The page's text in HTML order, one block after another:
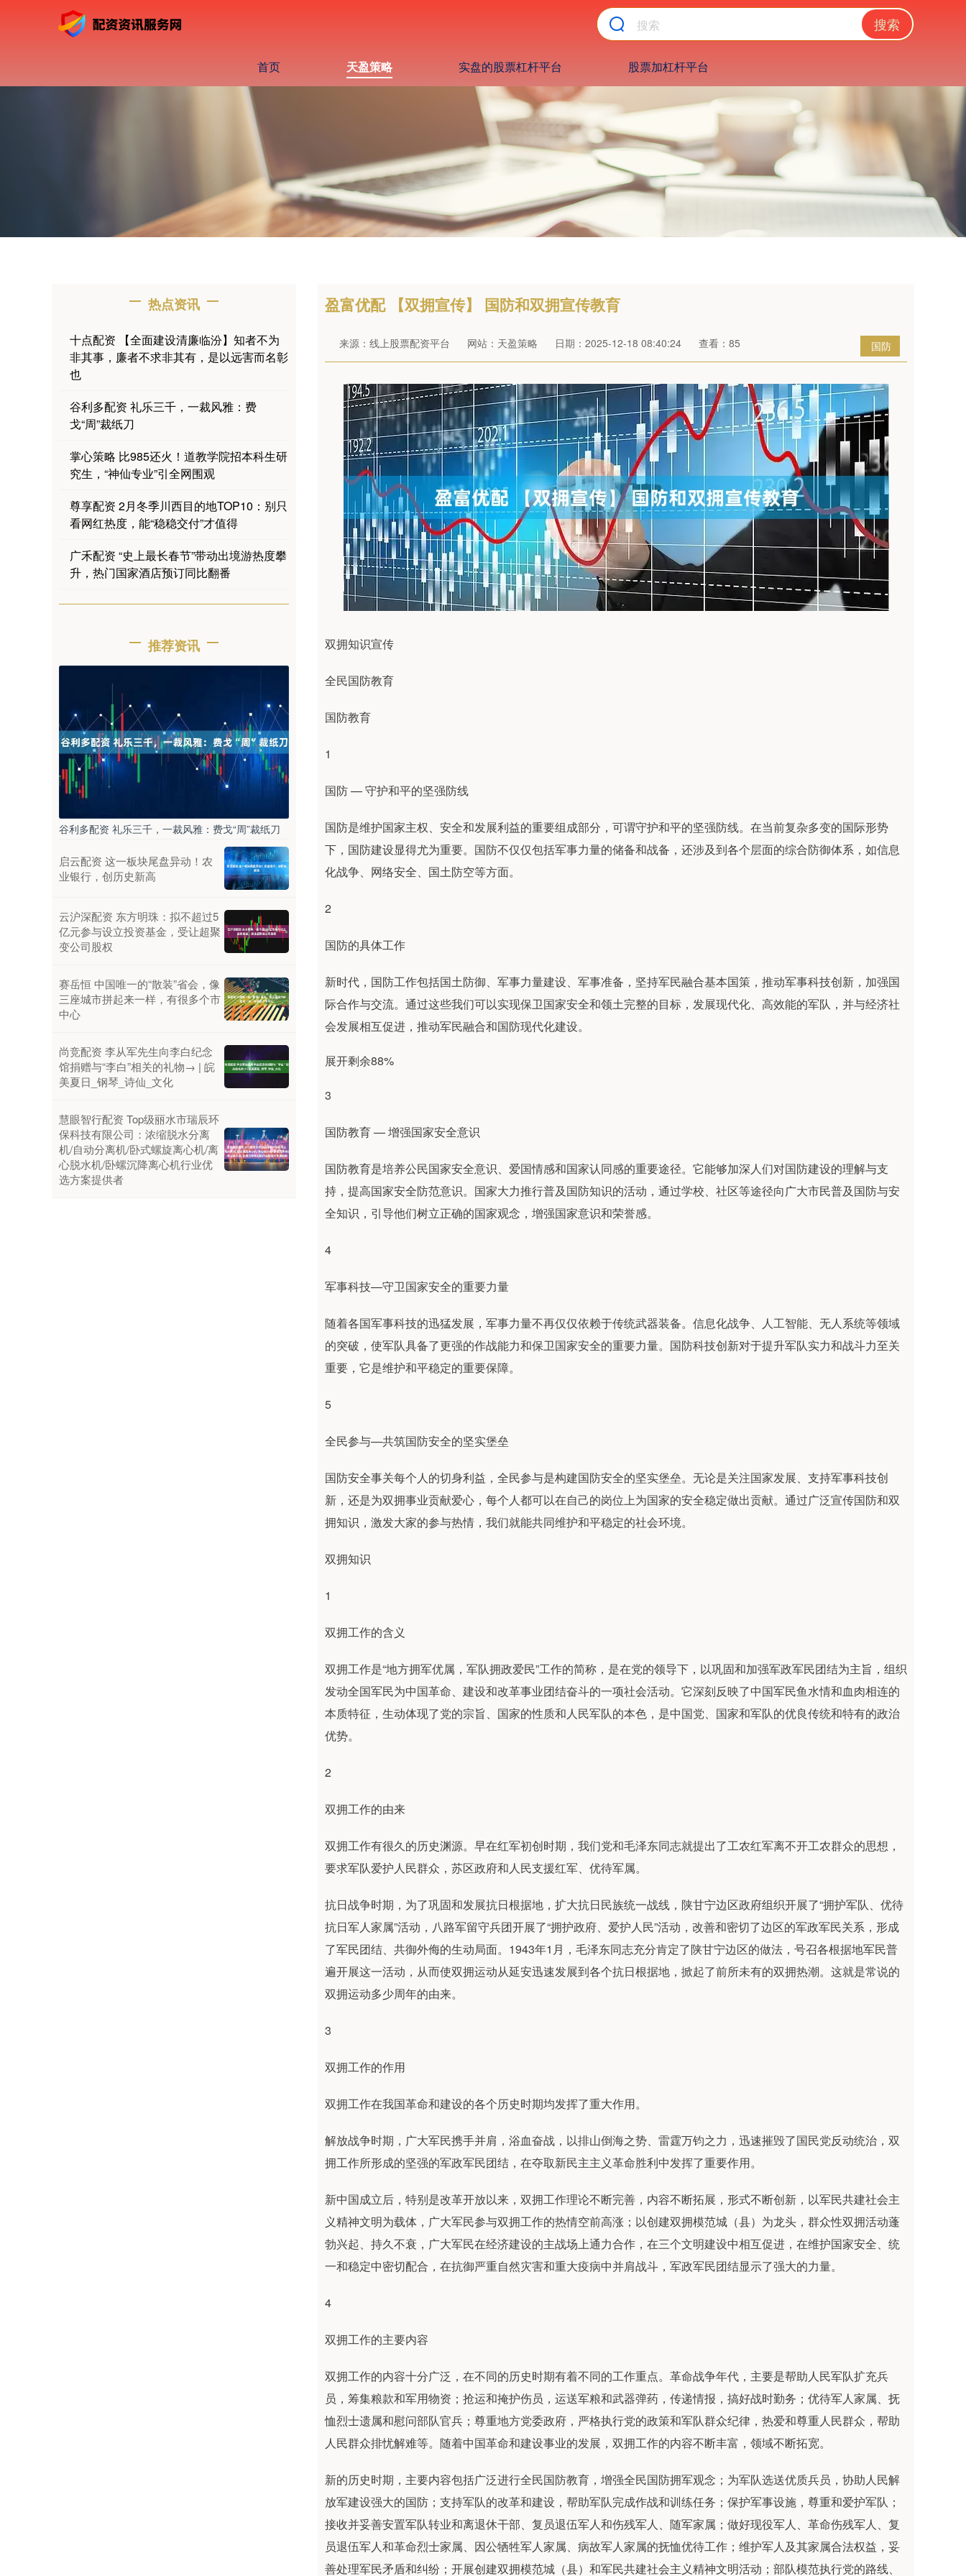
搜索
首页 天盈策略 实盘的股票杠杆平台 股票加杠杆平台
盈富优配 【双拥宣传】 国防和双拥宣传教育
国防
来源：线上股票配资平台 网站：天盈策略 日期：2025-12-18 08:40:24 查看：85
双拥知识宣传
全民国防教育
国防教育
1
国防 — 守护和平的坚强防线
国防是维护国家主权、安全和发展利益的重要组成部分，可谓守护和平的坚强防线。在当前复杂多变的国际形势
下，国防建设显得尤为重要。国防不仅仅包括军事力量的储备和战备，还涉及到各个层面的综合防御体系，如信息
化战争、网络安全、国土防空等方面。
2
国防的具体工作
新时代，国防工作包括国土防御、军事力量建设、军事准备，坚持军民融合基本国策，推动军事科技创新，加强国
际合作与交流。通过这些我们可以实现保卫国家安全和领土完整的目标，发展现代化、高效能的军队，并与经济社
会发展相互促进，推动军民融合和国防现代化建设。
展开剩余88%
3
国防教育 — 增强国家安全意识
国防教育是培养公民国家安全意识、爱国情感和国家认同感的重要途径。它能够加深人们对国防建设的理解与支
持，提高国家安全防范意识。国家大力推行普及国防知识的活动，通过学校、社区等途径向广大市民普及国防与安
全知识，引导他们树立正确的国家观念，增强国家意识和荣誉感。
4
军事科技—守卫国家安全的重要力量
随着各国军事科技的迅猛发展，军事力量不再仅仅依赖于传统武器装备。信息化战争、人工智能、无人系统等领域
的突破，使军队具备了更强的作战能力和保卫国家安全的重要力量。国防科技创新对于提升军队实力和战斗力至关
重要，它是维护和平稳定的重要保障。
5
全民参与—共筑国防安全的坚实堡垒
国防安全事关每个人的切身利益，全民参与是构建国防安全的坚实堡垒。无论是关注国家发展、支持军事科技创
新，还是为双拥事业贡献爱心，每个人都可以在自己的岗位上为国家的安全稳定做出贡献。通过广泛宣传国防和双
拥知识，激发大家的参与热情，我们就能共同维护和平稳定的社会环境。
双拥知识
1
双拥工作的含义
双拥工作是“地方拥军优属，军队拥政爱民”工作的简称，是在党的领导下，以巩固和加强军政军民团结为主旨，组织
发动全国军民为中国革命、建设和改革事业团结奋斗的一项社会活动。它深刻反映了中国军民鱼水情和血肉相连的
本质特征，生动体现了党的宗旨、国家的性质和人民军队的本色，是中国党、国家和军队的优良传统和特有的政治
优势。
2
双拥工作的由来
双拥工作有很久的历史渊源。早在红军初创时期，我们党和毛泽东同志就提出了工农红军离不开工农群众的思想，
要求军队爱护人民群众，苏区政府和人民支援红军、优待军属。
抗日战争时期，为了巩固和发展抗日根据地，扩大抗日民族统一战线，陕甘宁边区政府组织开展了“拥护军队、优待
抗日军人家属”活动，八路军留守兵团开展了“拥护政府、爱护人民”活动，改善和密切了边区的军政军民关系，形成
了军民团结、共御外侮的生动局面。1943年1月，毛泽东同志充分肯定了陕甘宁边区的做法，号召各根据地军民普
遍开展这一活动，从而使双拥运动从延安迅速发展到各个抗日根据地，掀起了前所未有的双拥热潮。这就是常说的
双拥运动多少周年的由来。
3
双拥工作的作用
双拥工作在我国革命和建设的各个历史时期均发挥了重大作用。
解放战争时期，广大军民携手并肩，浴血奋战，以排山倒海之势、雷霆万钧之力，迅速摧毁了国民党反动统治，双
拥工作所形成的坚强的军政军民团结，在夺取新民主主义革命胜利中发挥了重要作用。
新中国成立后，特别是改革开放以来，双拥工作理论不断完善，内容不断拓展，形式不断创新，以军民共建社会主
义精神文明为载体，广大军民参与双拥工作的热情空前高涨；以创建双拥模范城（县）为龙头，群众性双拥活动蓬
勃兴起、持久不衰，广大军民在经济建设的主战场上通力合作，在三个文明建设中相互促进，在维护国家安全、统
一和稳定中密切配合，在抗御严重自然灾害和重大疫病中并肩战斗，军政军民团结显示了强大的力量。
4
双拥工作的主要内容
双拥工作的内容十分广泛，在不同的历史时期有着不同的工作重点。革命战争年代，主要是帮助人民军队扩充兵
员，筹集粮款和军用物资；抢运和掩护伤员，运送军粮和武器弹药，传递情报，搞好战时勤务；优待军人家属、抚
恤烈士遗属和慰问部队官兵；尊重地方党委政府，严格执行党的政策和军队群众纪律，热爱和尊重人民群众，帮助
人民群众排忧解难等。随着中国革命和建设事业的发展，双拥工作的内容不断丰富，领域不断拓宽。
新的历史时期，主要内容包括广泛进行全民国防教育，增强全民国防拥军观念；为军队选送优质兵员，协助人民解
放军建设强大的国防；支持军队的改革和建设，帮助军队完成作战和训练任务；保护军事设施，尊重和爱护军队；
接收并妥善安置军队转业和离退休干部、复员退伍军人和伤残军人、随军家属；做好现役军人、革命伤残军人、复
员退伍军人和革命烈士家属、因公牺牲军人家属、病故军人家属的抚恤优待工作；维护军人及其家属合法权益，妥
善处理军民矛盾和纠纷；开展创建双拥模范城（县）和军民共建社会主义精神文明活动；部队模范执行党的路线、
热点资讯
十点配资 【全面建设清廉临汾】知者不为
非其事，廉者不求非其有，是以远害而名彰
也
谷利多配资 礼乐三千，一裁风雅：费
戈“周”裁纸刀
掌心策略 比985还火！道教学院招本科生研
究生，“神仙专业”引全网围观
尊享配资 2月冬季川西目的地TOP10：别只
看网红热度，能“稳稳交付”才值得
广禾配资 “史上最长春节”带动出境游热度攀
升，热门国家酒店预订同比翻番
推荐资讯
谷利多配资 礼乐三千，一裁风雅：费戈“周”裁纸刀
启云配资 这一板块尾盘异动！农
业银行，创历史新高
云沪深配资 东方明珠：拟不超过5
亿元参与设立投资基金，受让超聚
变公司股权
赛岳恒 中国唯一的“散装”省会，像
三座城市拼起来一样，有很多个市
中心
尚竞配资 李从军先生向李白纪念
馆捐赠与“李白”相关的礼物→ | 皖
美夏日_钢琴_诗仙_文化
慧眼智行配资 Top级丽水市瑞辰环
保科技有限公司：浓缩脱水分离
机/自动分离机/卧式螺旋离心机/离
心脱水机/卧螺沉降离心机行业优
选方案提供者